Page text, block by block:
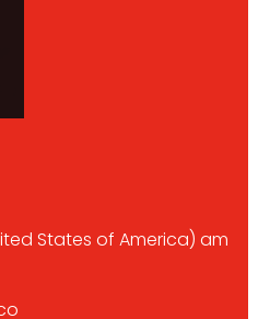
States of America) am